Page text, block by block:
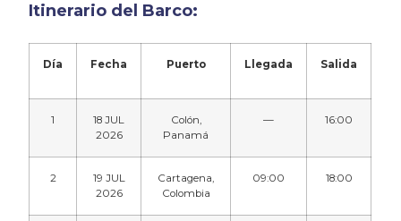
Itinerario del Barco:
Día Fecha Puerto Llegada Salida
1
18 JUL
2026
Colón,
Panamá
— 16:00
2
19 JUL
2026
Cartagena,
Colombia
09:00 18:00